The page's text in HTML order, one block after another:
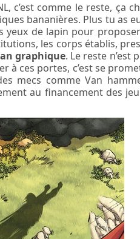
c’est comme le reste, ça
bananières. Plus tu as
yeux de lapin pour
les corps établis,
graphique. Le reste n’est
à ces portes, c’est se
mecs comme Van
au financement des